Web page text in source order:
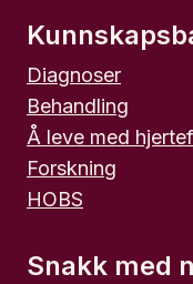
Diagnoser
Behandling
Å leve med
Forskning
HOBS
Snakk med